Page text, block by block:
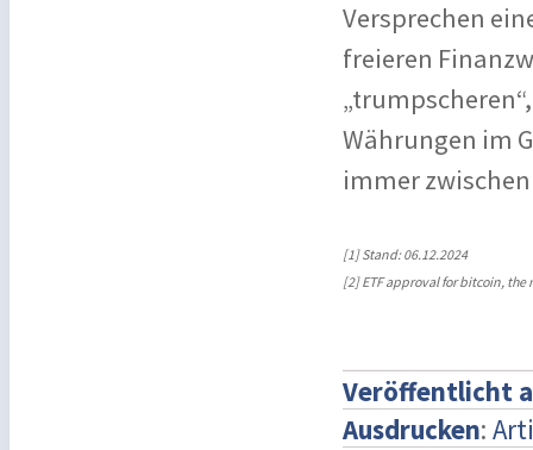
Versprechen
freieren
Währungen im
immer
[1] Stand: 06.12.2024
[2] ETF approval for bitcoin,
Veröffentlicht
Ausdrucken: